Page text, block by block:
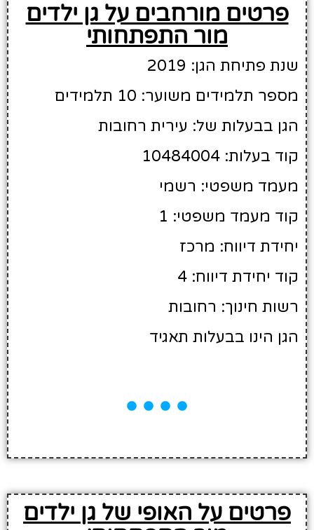
פרטים מורחבים על גן ילדים
מור התפתחותי
שנת פתיחת הגן: 2019
מספר תלמידים משוער: 10 תלמידים
הגן בבעלות של: עירית רחובות
קוד בעלות: 10484004
מעמד משפטי: רשמי
קוד מעמד משפטי: 1
יחידת דיווח: מרכז
קוד יחידת דיווח: 4
רשות חינוך: רחובות
הגן הינו בבעלות תאגיד
פרטים על האופי של גן ילדים